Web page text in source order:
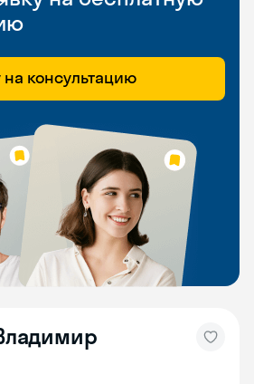
на консультацию